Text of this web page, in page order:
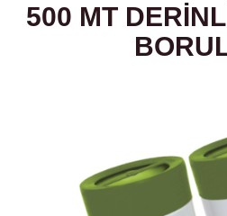
500 MT